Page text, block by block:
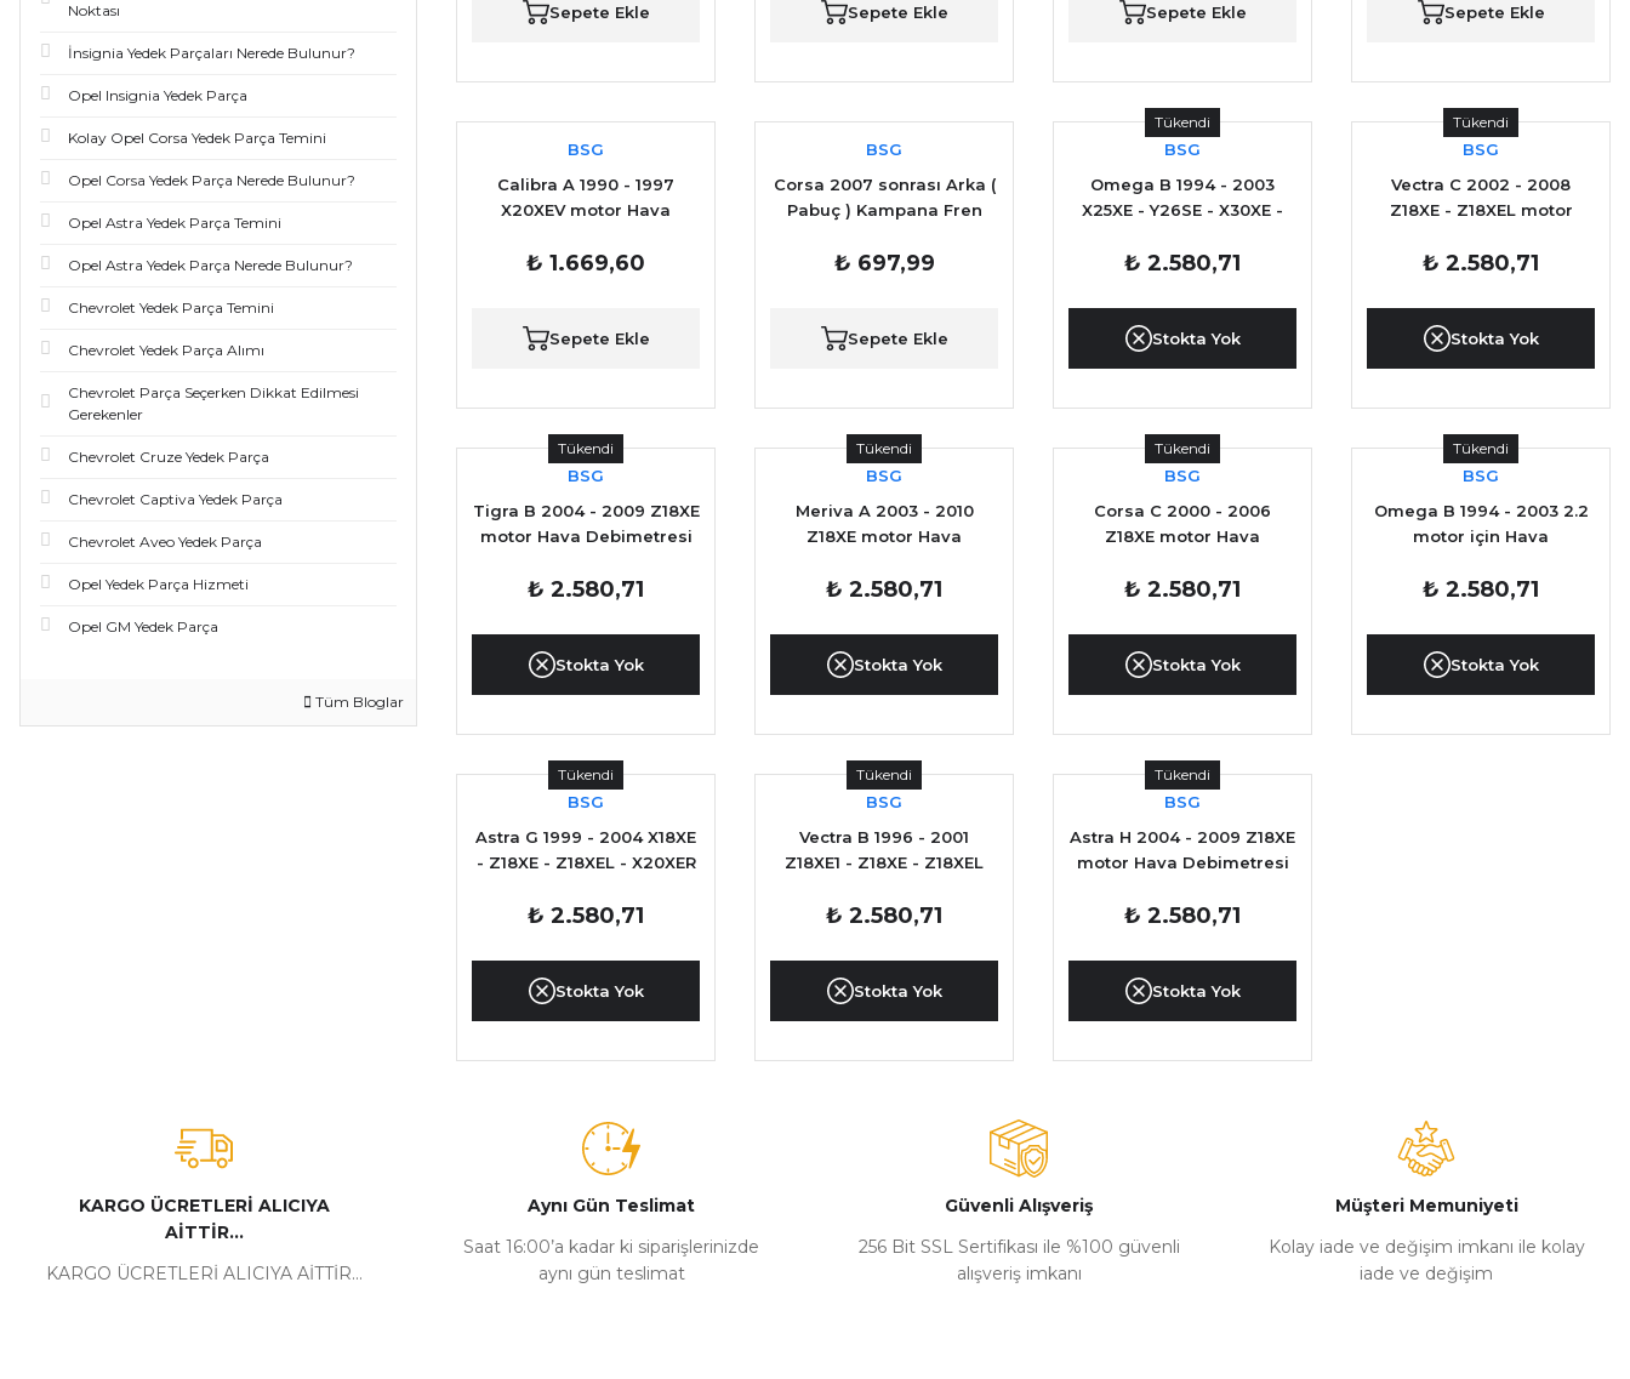
Noktası
İnsignia Yedek Parçaları Nerede Bulunur?
Opel Insignia Yedek Parça
Kolay Opel Corsa Yedek Parça Temini
Opel Corsa Yedek Parça Nerede Bulunur?
Opel Astra Yedek Parça Temini
Opel Astra Yedek Parça Nerede Bulunur?
Chevrolet Yedek Parça Temini
Chevrolet Yedek Parça Alımı
Chevrolet Parça Seçerken Dikkat Edilmesi
Gerekenler
Chevrolet Cruze Yedek Parça
Chevrolet Captiva Yedek Parça
Chevrolet Aveo Yedek Parça
Opel Yedek Parça Hizmeti
Opel GM Yedek Parça
Tüm Bloglar
Sepete Ekle Sepete Ekle Sepete Ekle Sepete Ekle
BSG
Calibra A 1990 - 1997
X20XEV motor Hava
₺ 1.669,60
Sepete Ekle
BSG
Corsa 2007 sonrası Arka (
Pabuç ) Kampana Fren
₺ 697,99
Sepete Ekle
Tükendi
BSG
Omega B 1994 - 2003
X25XE - Y26SE - X30XE -
Debimetresi
₺ 2.580,71
Stokta Yok
Tükendi
BSG
Vectra C 2002 - 2008
Z18XE - Z18XEL motor
SANAYİ
₺ 2.580,71
Stokta Yok
Tükendi
BSG
Tigra B 2004 - 2009 Z18XE
motor Hava Debimetresi
₺ 2.580,71
Stokta Yok
Tükendi
BSG
Meriva A 2003 - 2010
Z18XE motor Hava
₺ 2.580,71
Stokta Yok
Tükendi
BSG
Corsa C 2000 - 2006
Z18XE motor Hava
₺ 2.580,71
Stokta Yok
Tükendi
BSG
Omega B 1994 - 2003 2.2
motor için Hava
₺ 2.580,71
Stokta Yok
Tükendi
BSG
Astra G 1999 - 2004 X18XE
- Z18XE - Z18XEL - X20XER
Debimetresi YAN SANAYİ
₺ 2.580,71
Stokta Yok
Tükendi
BSG
Vectra B 1996 - 2001
Z18XE1 - Z18XE - Z18XEL
Debimetresi YAN SANAYİ
₺ 2.580,71
Stokta Yok
Tükendi
BSG
Astra H 2004 - 2009 Z18XE
motor Hava Debimetresi
₺ 2.580,71
Stokta Yok
KARGO ÜCRETLERİ ALICIYA
AİTTİR...
KARGO ÜCRETLERİ ALICIYA AİTTİR...
Aynı Gün Teslimat
Saat 16:00’a kadar ki siparişlerinizde
aynı gün teslimat
Güvenli Alışveriş
256 Bit SSL Sertifikası ile %100 güvenli
alışveriş imkanı
Müşteri Memuniyeti
Kolay iade ve değişim imkanı ile kolay
iade ve değişim